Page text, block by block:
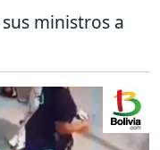
ministros a